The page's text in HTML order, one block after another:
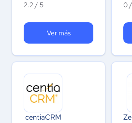
2.2 / 5
Ver más
0
centiaCRM